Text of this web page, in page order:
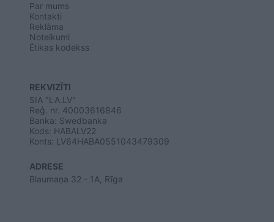
Par mums
Kontakti
Reklāma
Noteikumi
Ētikas kodekss
REKVIZĪTI
SIA "LA.LV"
Reģ. nr. 40003616846
Banka: Swedbanka
Kods: HABALV22
Konts: LV64HABA0551043479309
ADRESE
Blaumaņa 32 - 1A, Rīga